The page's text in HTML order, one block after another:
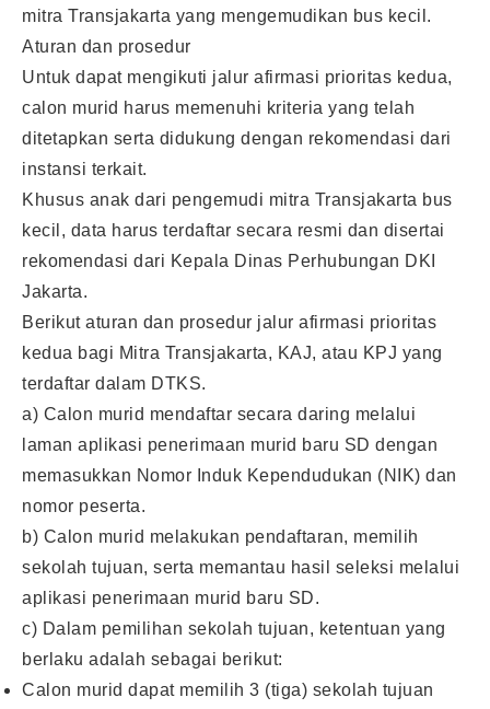
mitra Transjakarta yang mengemudikan bus kecil.
Aturan dan prosedur
Untuk dapat mengikuti jalur afirmasi prioritas kedua,
calon murid harus memenuhi kriteria yang telah
ditetapkan serta didukung dengan rekomendasi dari
instansi terkait.
Khusus anak dari pengemudi mitra Transjakarta bus
kecil, data harus terdaftar secara resmi dan disertai
rekomendasi dari Kepala Dinas Perhubungan DKI
Jakarta.
Berikut aturan dan prosedur jalur afirmasi prioritas
kedua bagi Mitra Transjakarta, KAJ, atau KPJ yang
terdaftar dalam DTKS.
a) Calon murid mendaftar secara daring melalui
laman aplikasi penerimaan murid baru SD dengan
memasukkan Nomor Induk Kependudukan (NIK) dan
nomor peserta.
b) Calon murid melakukan pendaftaran, memilih
sekolah tujuan, serta memantau hasil seleksi melalui
aplikasi penerimaan murid baru SD.
c) Dalam pemilihan sekolah tujuan, ketentuan yang
berlaku adalah sebagai berikut:
Calon murid dapat memilih 3 (tiga) sekolah tujuan